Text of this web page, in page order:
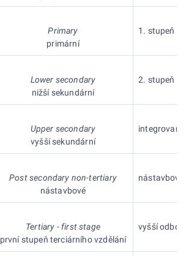
Primary
primární
1. stupeň
Lower secondary
nižší sekundární
2. stupeň
Upper secondary
vyšší sekundární
integrovaný
Post secondary non-tertiary
nástavbové
nástavbové
Tertiary - first stage
první stupeň terciárního vzdělání
vyšší